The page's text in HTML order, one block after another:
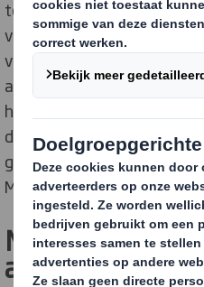
toevoer en doorstroming
verpakkingsmaterialen,
verpakkingsproducten snel
aan opslaglocaties van
heeft DS Smith, ter
diensten, een volledig
geïmplementeerd op de
Magna, Leicestershire,
afval